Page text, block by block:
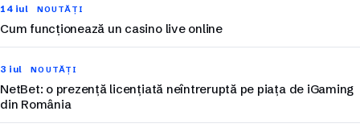
14 iul NOUTĂȚI
Cum funcționează un casino live online
3 iul NOUTĂȚI
NetBet: o prezență licențiată neîntreruptă pe piața de iGaming
din România